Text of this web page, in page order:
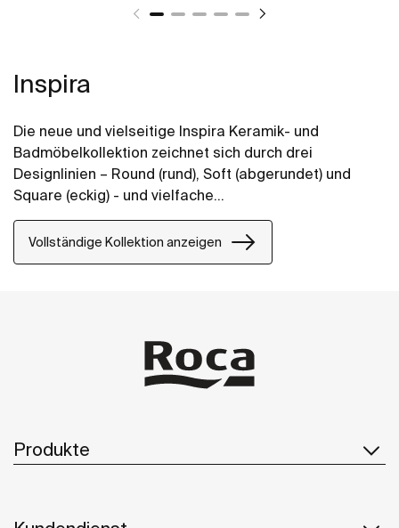
Inspira
Die neue und vielseitige Inspira Keramik- und
Badmöbelkollektion zeichnet sich durch drei
Designlinien – Round (rund), Soft (abgerundet) und
Square (eckig) - und vielfache
Kombinationsmöglichkeiten aus, so dass Sie,
unabhängig von Ihrem Stil, die Lösung finden, die
Ihnen die ideale Gestaltung Ihres Badezimmers
Vollständige Kollektion anzeigen
Produkte